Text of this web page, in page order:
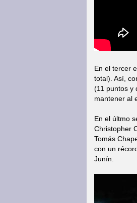
En el tercer
total). Así,
(11 puntos y
mantener al
En el últmo
Christopher
Tomás
con un
Junín.